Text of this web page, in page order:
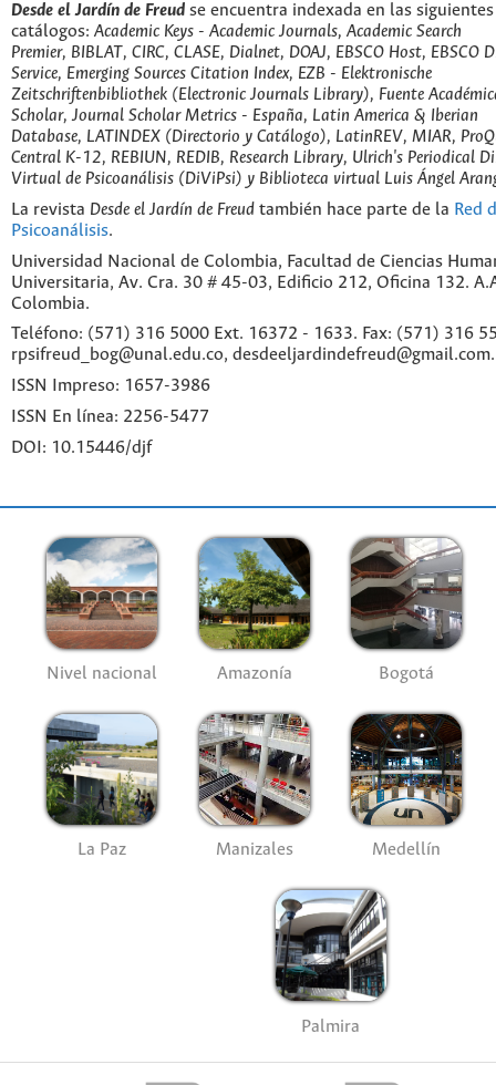
Desde el Jardín de Freud se encuentra indexada en las
catálogos: Academic Keys - Academic Journals, Academic Search
Premier, BIBLAT, CIRC, CLASE, Dialnet, DOAJ, EBSCO Host, EBSCO
Service, Emerging Sources Citation Index, EZB - Elektronische
Zeitschriftenbibliothek (Electronic Journals Library), Fuente
Scholar, Journal Scholar Metrics - España, Latin America & Iberian
Database, LATINDEX (Directorio y Catálogo), LatinREV, MIAR,
Central K-12, REBIUN, REDIB, Research Library, Ulrich's Periodical
Virtual de Psicoanálisis (DiViPsi) y Biblioteca virtual Luis Ángel
La revista Desde el Jardín de Freud también hace parte de la Red
Psicoanálisis.
Universidad Nacional de Colombia, Facultad de Ciencias
Universitaria, Av. Cra. 30 # 45-03, Edificio 212, Oficina 132.
Colombia.
Teléfono: (571) 316 5000 Ext. 16372 - 1633. Fax: (571) 316
rpsifreud_bog@unal.edu.co, desdeeljardindefreud@gmail.com.
ISSN Impreso: 1657-3986
ISSN En línea: 2256-5477
DOI: 10.15446/djf
Nivel nacional Amazonía Bogotá
La Paz Manizales Medellín
Palmira